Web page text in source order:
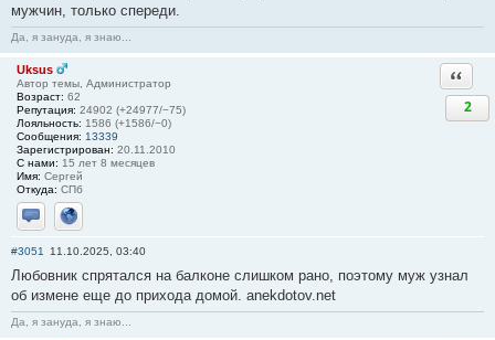
мужчин, только спереди.
Да, я зануда, я знаю...
Uksus
Автор темы, Администратор
Возраст: 62
Репутация: 24902 (+24977/−75)
Лояльность: 1586 (+1586/−0)
Сообщения: 13339
Зарегистрирован: 20.11.2010
С нами: 15 лет 8 месяцев
Имя: Сергей
Откуда: СПб
Отправить личное сообщение
Сайт
2
#3051 11.10.2025, 03:40
Любовник спрятался на балконе слишком рано, поэтому муж узнал
об измене еще до прихода домой. anekdotov.net
Да, я зануда, я знаю...